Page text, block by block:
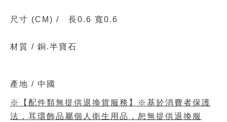
尺寸 (CM) / 長0.6 寬0.6
材質 / 銅.半寶石
產地 / 中國
※【配件類無提供退換貨服務】※基於消費者保護
法，耳環飾品屬個人衛生用品，恕無提供退換服